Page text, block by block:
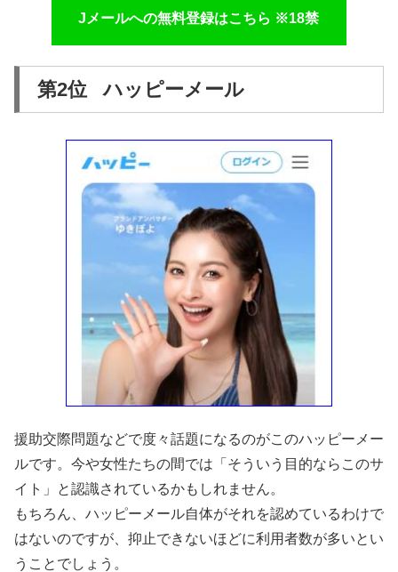
Jメールへの無料登録はこちら ※18禁
第2位 ハッピーメール
援助交際問題などで度々話題になるのがこのハッピーメー
ルです。今や女性たちの間では「そういう目的ならこのサ
イト」と認識されているかもしれません。
もちろん、ハッピーメール自体がそれを認めているわけで
はないのですが、抑止できないほどに利用者数が多いとい
うことでしょう。